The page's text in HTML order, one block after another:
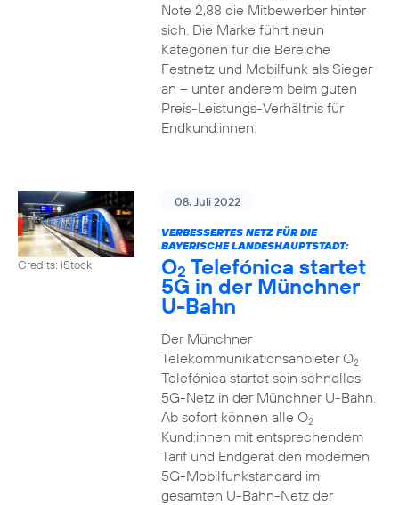
Note 2,88 die Mitbewerber hinter
sich. Die Marke führt neun
Kategorien für die Bereiche
Festnetz und Mobilfunk als Sieger
an – unter anderem beim guten
Preis-Leistungs-Verhältnis für
Endkund:innen.
Credits: iStock
08. Juli 2022
VERBESSERTES NETZ FÜR DIE
BAYERISCHE LANDESHAUPTSTADT:
O2 Telefónica startet
5G in der Münchner
U-Bahn
Der Münchner
Telekommunikationsanbieter O2
Telefónica startet sein schnelles
5G-Netz in der Münchner U-Bahn.
Ab sofort können alle O2
Kund:innen mit entsprechendem
Tarif und Endgerät den modernen
5G-Mobilfunkstandard im
gesamten U-Bahn-Netz der